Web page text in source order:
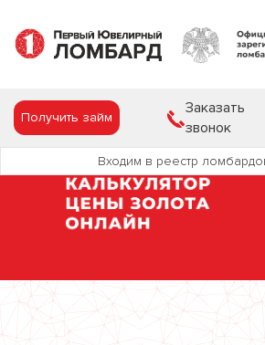
Заказать
звонок
Получить займ
Входим в реестр